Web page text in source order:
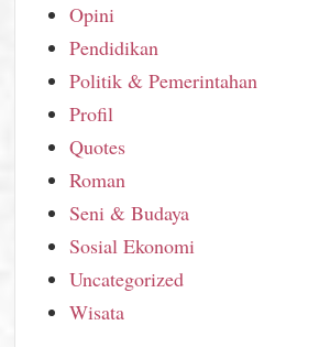
Opini
Pendidikan
Politik & Pemerintahan
Profil
Quotes
Roman
Seni & Budaya
Sosial Ekonomi
Uncategorized
Wisata